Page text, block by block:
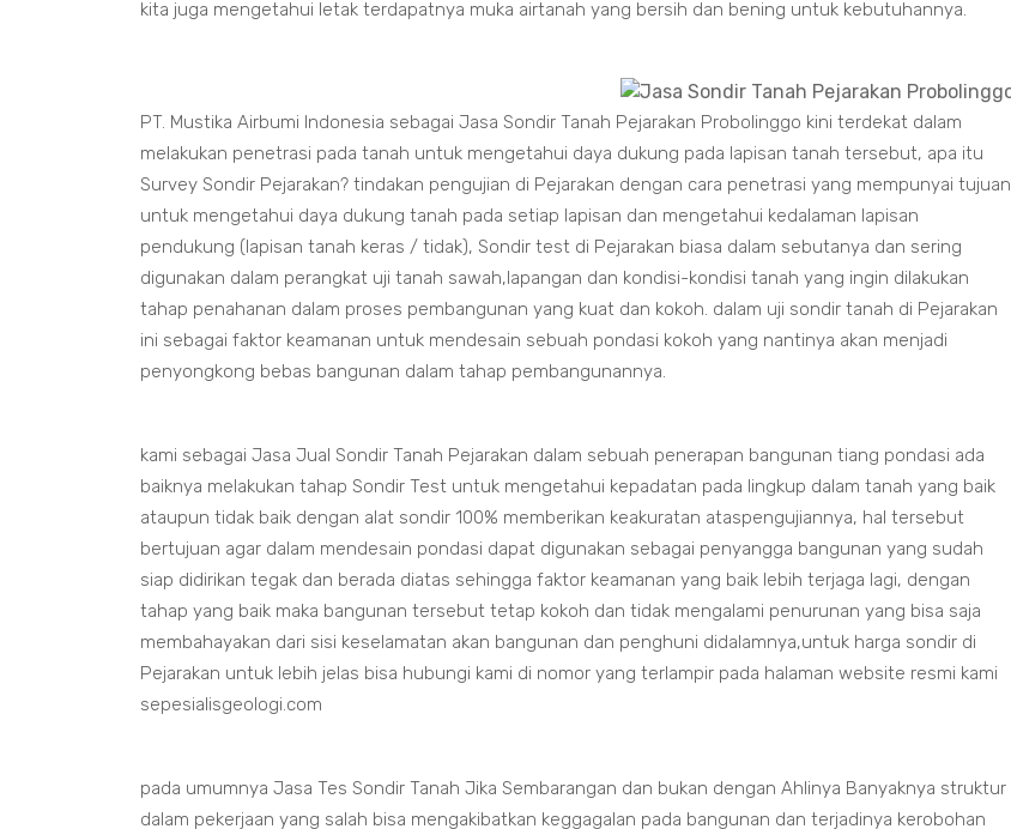
kita juga mengetahui letak terdapatnya muka airtanah yang bersih dan bening untuk kebutuhannya.
PT. Mustika Airbumi Indonesia sebagai Jasa Sondir Tanah Pejarakan Probolinggo kini terdekat dalam
melakukan penetrasi pada tanah untuk mengetahui daya dukung pada lapisan tanah tersebut, apa itu
Survey Sondir Pejarakan? tindakan pengujian di Pejarakan dengan cara penetrasi yang mempunyai tujuan
untuk mengetahui daya dukung tanah pada setiap lapisan dan mengetahui kedalaman lapisan
pendukung (lapisan tanah keras / tidak), Sondir test di Pejarakan biasa dalam sebutanya dan sering
digunakan dalam perangkat uji tanah sawah,lapangan dan kondisi-kondisi tanah yang ingin dilakukan
tahap penahanan dalam proses pembangunan yang kuat dan kokoh. dalam uji sondir tanah di Pejarakan
ini sebagai faktor keamanan untuk mendesain sebuah pondasi kokoh yang nantinya akan menjadi
penyongkong bebas bangunan dalam tahap pembangunannya.
kami sebagai Jasa Jual Sondir Tanah Pejarakan dalam sebuah penerapan bangunan tiang pondasi ada
baiknya melakukan tahap Sondir Test untuk mengetahui kepadatan pada lingkup dalam tanah yang baik
ataupun tidak baik dengan alat sondir 100% memberikan keakuratan ataspengujiannya, hal tersebut
bertujuan agar dalam mendesain pondasi dapat digunakan sebagai penyangga bangunan yang sudah
siap didirikan tegak dan berada diatas sehingga faktor keamanan yang baik lebih terjaga lagi, dengan
tahap yang baik maka bangunan tersebut tetap kokoh dan tidak mengalami penurunan yang bisa saja
membahayakan dari sisi keselamatan akan bangunan dan penghuni didalamnya,untuk harga sondir di
Pejarakan untuk lebih jelas bisa hubungi kami di nomor yang terlampir pada halaman website resmi kami
sepesialisgeologi.com
pada umumnya Jasa Tes Sondir Tanah Jika Sembarangan dan bukan dengan Ahlinya Banyaknya struktur
dalam pekerjaan yang salah bisa mengakibatkan keggagalan pada bangunan dan terjadinya kerobohan